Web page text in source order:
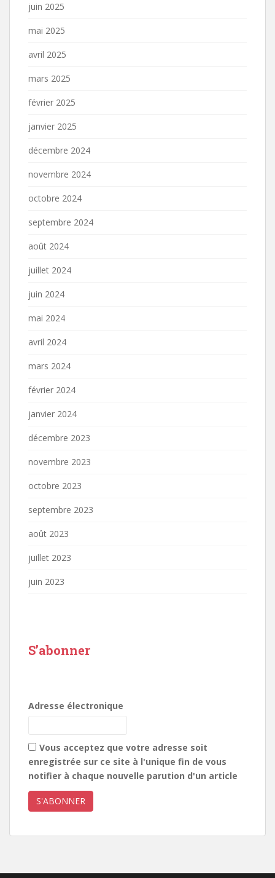
juin 2025
mai 2025
avril 2025
mars 2025
février 2025
janvier 2025
décembre 2024
novembre 2024
octobre 2024
septembre 2024
août 2024
juillet 2024
juin 2024
mai 2024
avril 2024
mars 2024
février 2024
janvier 2024
décembre 2023
novembre 2023
octobre 2023
septembre 2023
août 2023
juillet 2023
juin 2023
S’abonner
Adresse électronique
Vous acceptez que votre adresse soit
enregistrée sur ce site à l'unique fin de vous
notifier à chaque nouvelle parution d'un article